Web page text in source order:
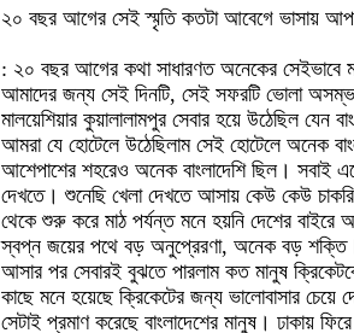
২০ বছর আগের সেই স্মৃতি কতটা আবেগে ভাসায়
: ২০ বছর আগের কথা সাধারণত অনেকের সেইভাবে
আমাদের জন্য সেই দিনটি, সেই সফরটি ভোলা
মালয়েশিয়ার কুয়ালালামপুর সেবার হয়ে উঠেছিল যেন
আমরা যে হোটেলে উঠেছিলাম সেই হোটেলে অনেক
আশেপাশের শহরেও অনেক বাংলাদেশি ছিল। সবাই
দেখতে। শুনেছি খেলা দেখতে আসায় কেউ কেউ
থেকে শুরু করে মাঠ পর্যন্ত মনে হয়নি দেশের
স্বপ্ন জয়ের পথে বড় অনুপ্রেরণা, অনেক বড়
আসার পর সেবারই বুঝতে পারলাম কত মানুষ
কাছে মনে হয়েছে ক্রিকেটের জন্য ভালোবাসার চেয়ে
সেটাই প্রমাণ করেছে বাংলাদেশের মানুষ। ঢাকায়